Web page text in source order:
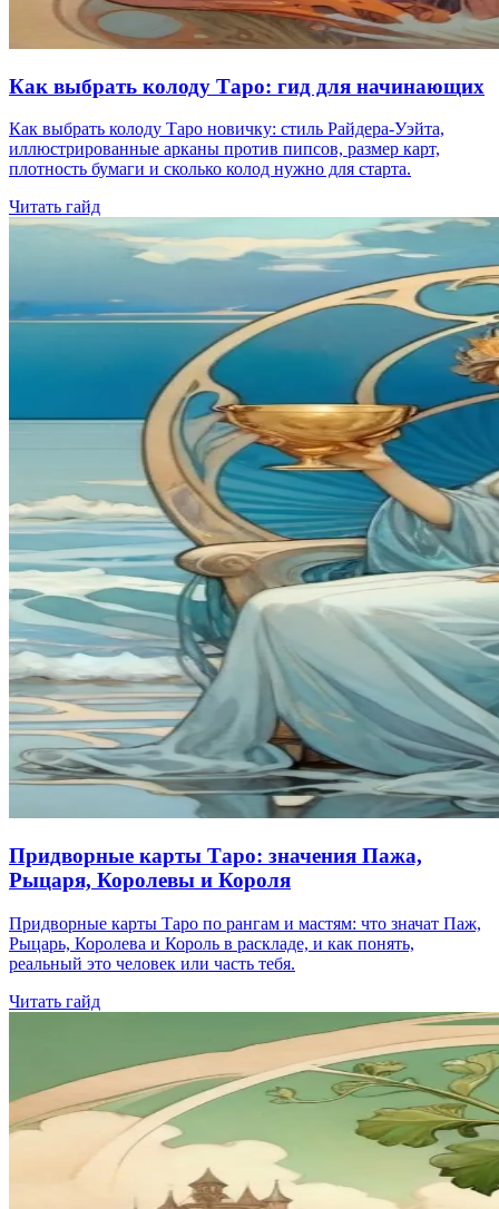
Как выбрать колоду Таро: гид для начинающих
Как выбрать колоду Таро новичку: стиль Райдера-Уэйта,
иллюстрированные арканы против пипсов, размер карт,
плотность бумаги и сколько колод нужно для старта.
Читать гайд
Придворные карты Таро: значения Пажа,
Рыцаря, Королевы и Короля
Придворные карты Таро по рангам и мастям: что значат Паж,
Рыцарь, Королева и Король в раскладе, и как понять,
реальный это человек или часть тебя.
Читать гайд